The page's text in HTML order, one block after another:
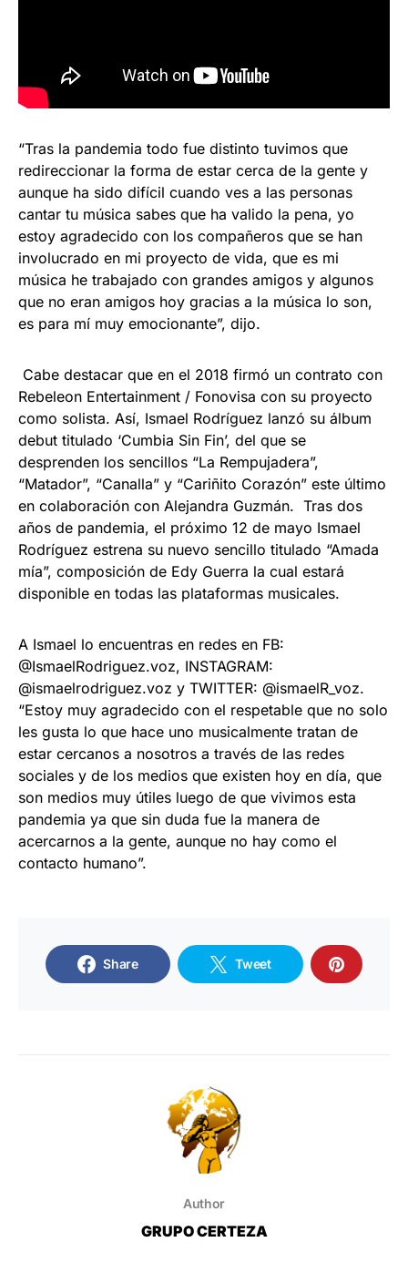
“Tras la pandemia todo fue distinto tuvimos que
redireccionar la forma de estar cerca de la gente y
aunque ha sido difícil cuando ves a las personas
cantar tu música sabes que ha valido la pena, yo
estoy agradecido con los compañeros que se han
involucrado en mi proyecto de vida, que es mi
música he trabajado con grandes amigos y algunos
que no eran amigos hoy gracias a la música lo son,
es para mí muy emocionante”, dijo.
Cabe destacar que en el 2018 firmó un contrato con
Rebeleon Entertainment / Fonovisa con su proyecto
como solista. Así, Ismael Rodríguez lanzó su álbum
debut titulado ‘Cumbia Sin Fin’, del que se
desprenden los sencillos “La Rempujadera”,
“Matador”, “Canalla” y “Cariñito Corazón” este último
en colaboración con Alejandra Guzmán. Tras dos
años de pandemia, el próximo 12 de mayo Ismael
Rodríguez estrena su nuevo sencillo titulado “Amada
mía”, composición de Edy Guerra la cual estará
disponible en todas las plataformas musicales.
A Ismael lo encuentras en redes en FB:
@IsmaelRodriguez.voz, INSTAGRAM:
@ismaelrodriguez.voz y TWITTER: @ismaelR_voz.
“Estoy muy agradecido con el respetable que no solo
les gusta lo que hace uno musicalmente tratan de
estar cercanos a nosotros a través de las redes
sociales y de los medios que existen hoy en día, que
son medios muy útiles luego de que vivimos esta
pandemia ya que sin duda fue la manera de
acercarnos a la gente, aunque no hay como el
contacto humano”.
Share Tweet
Author
GRUPO CERTEZA